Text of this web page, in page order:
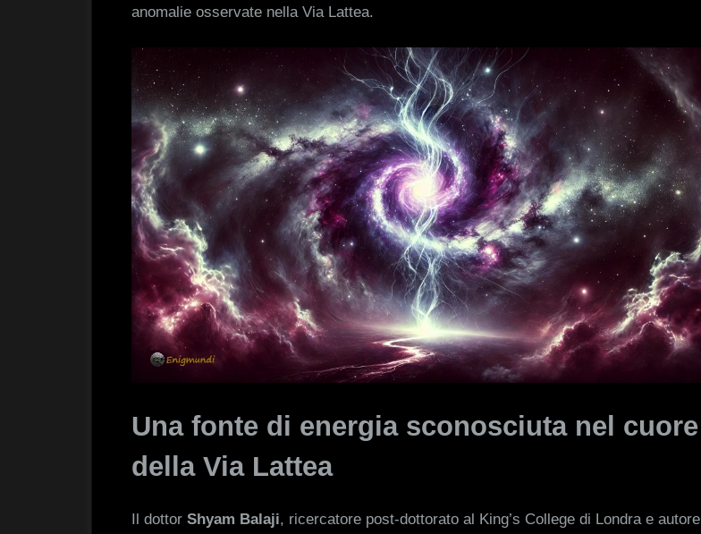
anomalie osservate nella Via Lattea.
Una fonte di energia sconosciuta nel cuore
della Via Lattea
Il dottor Shyam Balaji, ricercatore post-dottorato al King’s College di Londra e autore